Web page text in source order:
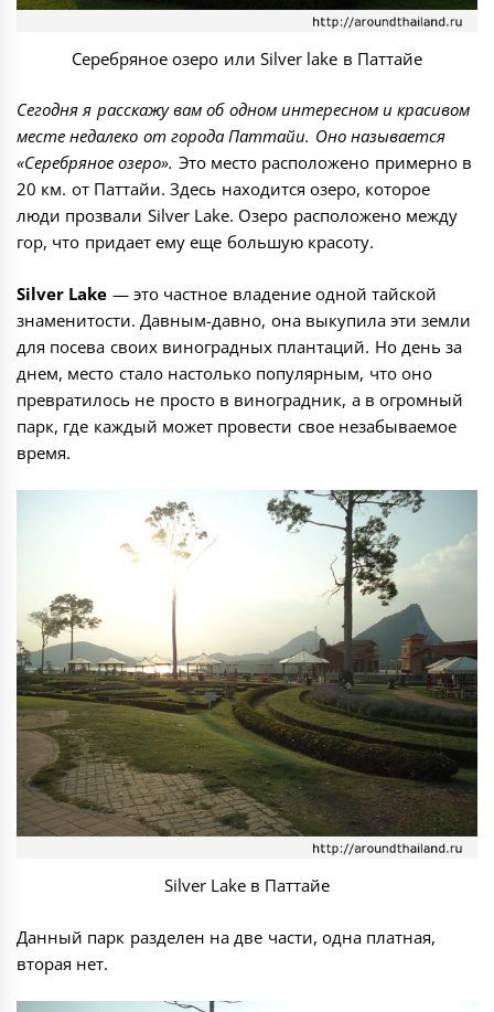
Серебряное озеро или Silver lake в Паттайе
Сегодня я расскажу вам об одном интересном и красивом
месте недалеко от города Паттайи. Оно называется
«Серебряное озеро». Это место расположено примерно в
20 км. от Паттайи. Здесь находится озеро, которое
люди прозвали Silver Lake. Озеро расположено между
гор, что придает ему еще большую красоту.
Silver Lake — это частное владение одной тайской
знаменитости. Давным-давно, она выкупила эти земли
для посева своих виноградных плантаций. Но день за
днем, место стало настолько популярным, что оно
превратилось не просто в виноградник, а в огромный
парк, где каждый может провести свое незабываемое
время.
Silver Lake в Паттайе
Данный парк разделен на две части, одна платная,
вторая нет.